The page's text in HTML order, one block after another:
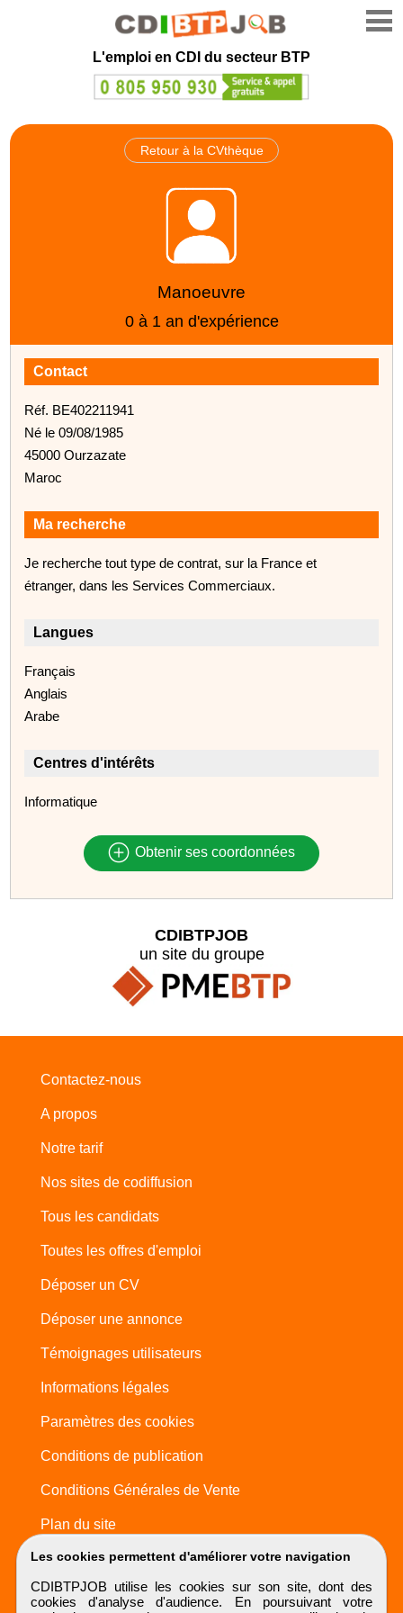
L'emploi en CDI du secteur BTP
Retour à la CVthèque
Manoeuvre
0 à 1 an d'expérience
Contact
Réf. BE402211941
Né le 09/08/1985
45000 Ourzazate
Maroc
Ma recherche
Je recherche tout type de contrat, sur la France et
étranger, dans les Services Commerciaux.
Langues
Français
Anglais
Arabe
Centres d'intérêts
Informatique
Obtenir ses coordonnées
Les cookies permettent d'améliorer votre navigation
CDIBTPJOB utilise les cookies sur son site, dont des
cookies d'analyse d'audience. En poursuivant votre
CDIBTPJOB
un site du groupe
Contactez-nous
A propos
Notre tarif
Nos sites de codiffusion
Tous les candidats
Toutes les offres d'emploi
Déposer un CV
Déposer une annonce
Témoignages utilisateurs
Informations légales
Paramètres des cookies
Conditions de publication
Conditions Générales de Vente
Plan du site